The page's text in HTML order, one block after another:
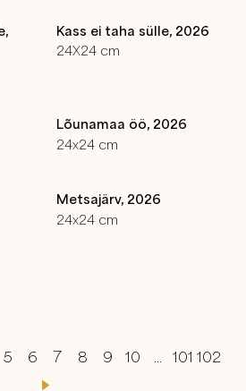
Kass ei taha sülle, 2026
24X24 cm
Lõunamaa öö, 2026
24x24 cm
Metsajärv, 2026
24x24 cm
5 6 7 8 9 10 ... 101 102